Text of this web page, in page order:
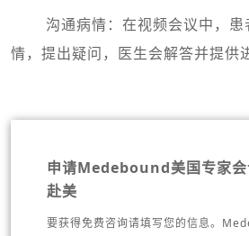
沟通病情：在视频会议中，患
情，提出疑问，医生会解答并提供
申请Medebound美国专家
赴美
要获得免费咨询请填写您的信息。